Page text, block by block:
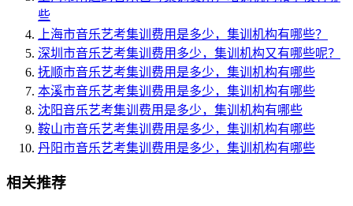
些
上海市音乐艺考集训费用是多少，集训机构有哪些？
深圳市音乐艺考集训费用多少，集训机构又有哪些呢？
抚顺市音乐艺考集训费用是多少，集训机构有哪些
本溪市音乐艺考集训费用是多少，集训机构有哪些
沈阳音乐艺考集训费用是多少，集训机构有哪些
鞍山市音乐艺考集训费用是多少，集训机构有哪些
丹阳市音乐艺考集训费用是多少，集训机构有哪些
相关推荐